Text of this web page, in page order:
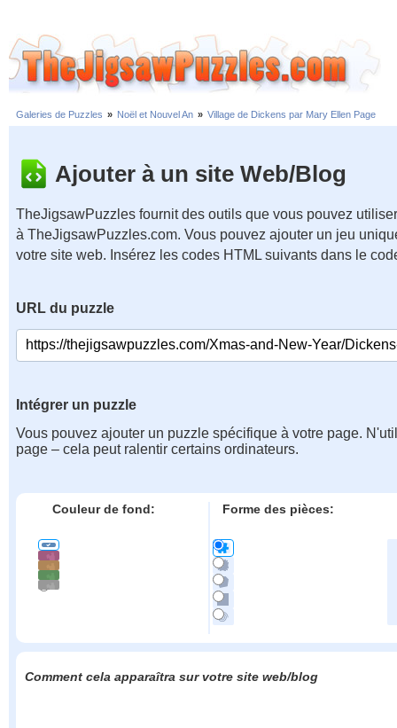
Galeries de Puzzles » Noël et Nouvel An » Village de Dickens par Mary Ellen Page
Ajouter à un site Web/Blog
TheJigsawPuzzles fournit des outils que vous pouvez
à TheJigsawPuzzles.com. Vous pouvez ajouter un jeu
votre site web. Insérez les codes HTML suivants dans le
URL du puzzle
Intégrer un puzzle
Vous pouvez ajouter un puzzle spécifique à votre page.
page – cela peut ralentir certains ordinateurs.
Couleur de fond: Forme des pièces:
Comment cela apparaîtra sur votre site web/blog